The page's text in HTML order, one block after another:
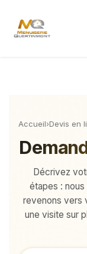
Accueil›Devis en
Décrivez
étapes :
revenons vers
une visite sur